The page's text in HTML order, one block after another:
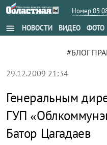
Номер
menu НОВОСТИ ВИДЕО ФОТО
#БЛОГ
29.12.2009 21:34
Генеральным
ГУП
Батор Цагадаев